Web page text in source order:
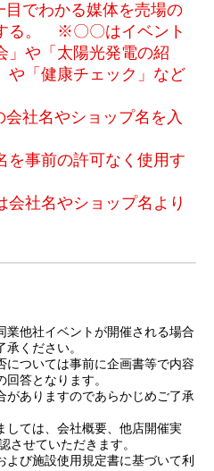
でわかる媒体を売場の
る。 ※〇〇はイベント
」や「太陽光発電の紹
や「健康チェック」など
社名やショップ名を入
を事前の許可なく使用す
社名やショップ名より
他社イベントが開催される場合
ください。
ついては事前に企画書等で内容
答となります。
ありますのであらかじめご了承
ては、会社概要、他店開催実
させていただきます。
び施設使用規定書に基づいて利